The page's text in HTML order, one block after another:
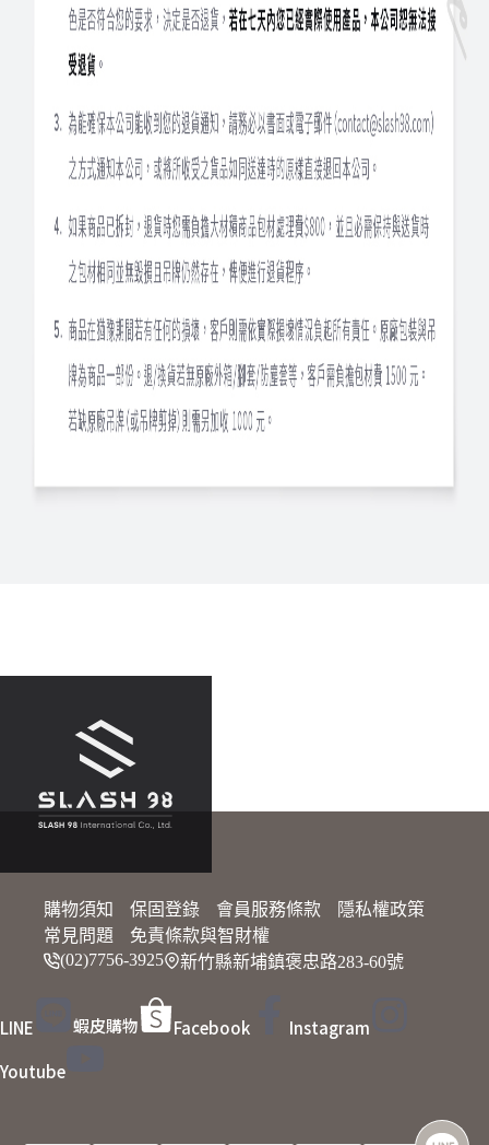
購物須知 保固登錄 會員服務條款
隱私權政策
常見問題
免責條款與智財權
(02)7756-3925
新竹縣新埔鎮褒忠路283-60號
LINE 蝦皮購物 Facebook
Instagram
Youtube